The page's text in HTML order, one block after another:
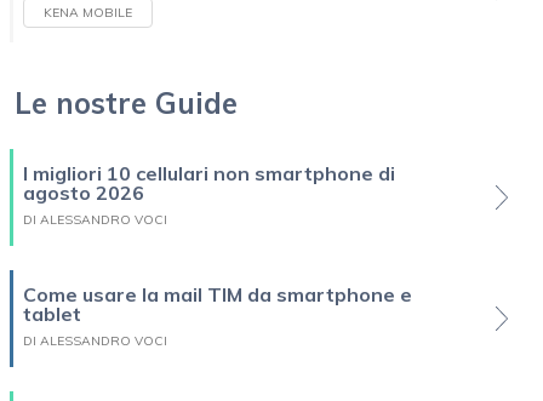
KENA MOBILE
Le nostre Guide
I migliori 10 cellulari non smartphone di
agosto 2026
DI ALESSANDRO VOCI
Come usare la mail TIM da smartphone e
tablet
DI ALESSANDRO VOCI